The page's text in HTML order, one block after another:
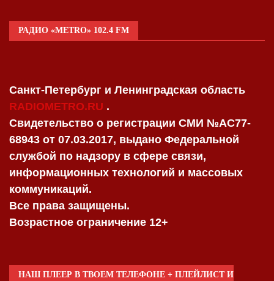
РАДИО «METRO» 102.4 FM
Санкт-Петербург и Ленинградская область
RADIOMETRO.RU .
Свидетельство о регистрации СМИ №AC77-
68943 от 07.03.2017, выдано Федеральной
службой по надзору в сфере связи,
информационных технологий и массовых
коммуникаций.
Все права защищены.
Возрастное ограничение 12+
НАШ ПЛЕЕР В ТВОЕМ ТЕЛЕФОНЕ + ПЛЕЙЛИСТ И